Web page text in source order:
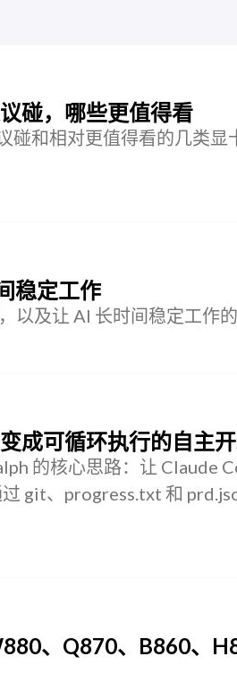
碰，哪些更值得看
碰和相对更值得看的几类显
稳定工作
以及让 AI 长时间稳定工作的
成可循环执行的自主
的核心思路：让 Claude
git、progress.txt 和
、Q870、B860、